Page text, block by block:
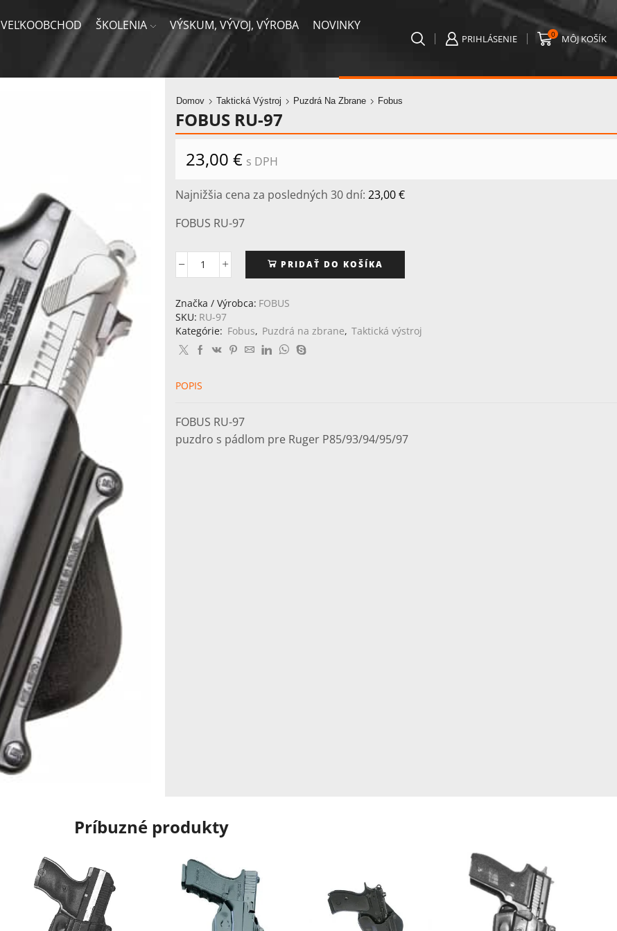
VEĽKOOBCHOD ŠKOLENIA VÝSKUM, VÝVOJ, VÝROBA
NOVINKY
PRIHLÁSENIE 0 MÔJ KOŠÍK
Domov Taktická Výstroj Puzdrá Na Zbrane Fobus
FOBUS RU-97
23,00 € s DPH
Najnižšia cena za posledných 30 dní: 23,00€
FOBUS RU-97
množstvo
RU-
97
PRIDAŤ DO KOŠÍKA
Značka / Výrobca: FOBUS
SKU: RU-97
Kategórie: Fobus, Puzdrá na zbrane, Taktická výstroj
POPIS
FOBUS RU-97
puzdro s pádlom pre Ruger P85/93/94/95/97
Príbuzné produkty